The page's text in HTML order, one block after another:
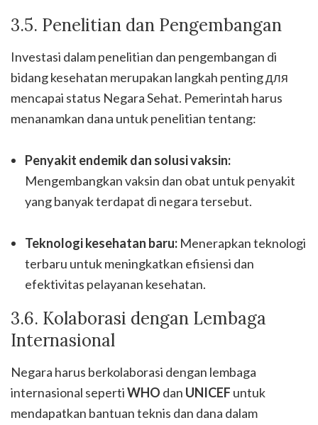
3.5. Penelitian dan Pengembangan
Investasi dalam penelitian dan pengembangan di
bidang kesehatan merupakan langkah penting для
mencapai status Negara Sehat. Pemerintah harus
menanamkan dana untuk penelitian tentang:
Penyakit endemik dan solusi vaksin:
Mengembangkan vaksin dan obat untuk penyakit
yang banyak terdapat di negara tersebut.
Teknologi kesehatan baru: Menerapkan teknologi
terbaru untuk meningkatkan efisiensi dan
efektivitas pelayanan kesehatan.
3.6. Kolaborasi dengan Lembaga
Internasional
Negara harus berkolaborasi dengan lembaga
internasional sepertiWHO dan UNICEF untuk
mendapatkan bantuan teknis dan dana dalam